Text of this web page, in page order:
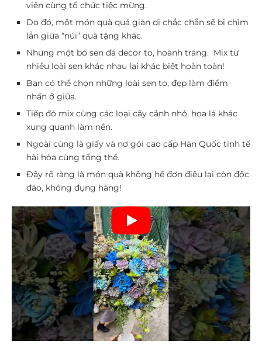
viên cùng tổ chức tiệc mừng.
Do đó, một món quà quá giản dị chắc chắn sẽ bị chìm
lẫn giữa “núi” quà tặng khác.
Nhưng một bó sen đá decor to, hoành tráng. Mix từ
nhiều loài sen khác nhau lại khác biệt hoàn toàn!
Bạn có thể chọn những loài sen to, đẹp làm điểm
nhấn ở giữa.
Tiếp đó mix cùng các loại cây cảnh nhỏ, hoa lá khác
xung quanh làm nền.
Ngoài cùng là giấy và nơ gói cao cấp Hàn Quốc tinh tế
hài hòa cùng tổng thể.
Đây rõ ràng là món quà không hề đơn điệu lại còn độc
đáo, không đụng hàng!